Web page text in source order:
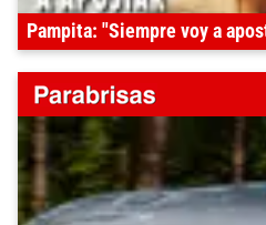
Pampita: "Siempre voy a